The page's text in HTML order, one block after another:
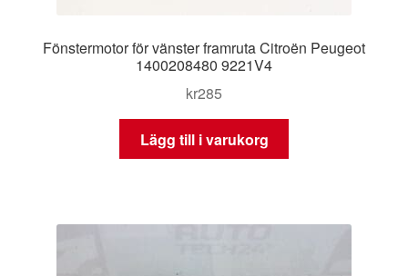
Fönstermotor för vänster framruta Citroën Peugeot
1400208480 9221V4
kr285
Lägg till i varukorg